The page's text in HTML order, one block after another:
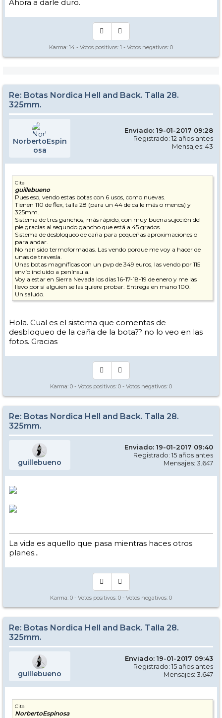
Ahora a darle duro.
Karma: 14 - Votos positivos: 1 - Votos negativos: 0
Re: Botas Nordica Hell and Back. Talla 28.
325mm.
NorbertoEspin
osa
Enviado: 19-01-2017 09:28
Registrado: 12 años antes
Mensajes: 43
Cita
guillebueno
Pues eso, vendo estas botas con 6 usos, como nuevas.
Tienen 110 de flex, talla 28 (para un 44 de calle más o menos) y
325mm.
Sistema de tres ganchos, más rápido, con muy buena sujeción del
pie gracias al segundo gancho que está a 45 grados.
Sistema de desbloqueo de caña para pequeñas aproximaciones o
para andar.
No han sido termoformadas. Las vendo porque me voy a hacer de
unas de travesía.
Unas botas magníficas con un pvp de 349 euros, las vendo por 115
envío incluido a península.
Voy a estar en Sierra Nevada los días 16-17-18-19 de enero y me las
llevo por si alguien se las quiere probar. Entrega en mano 100.
Un saludo.
Hola. Cual es el sistema que comentas de
desbloqueo de la caña de la bota?? no lo veo en las
fotos. Gracias
Karma: 0 - Votos positivos: 0 - Votos negativos: 0
Re: Botas Nordica Hell and Back. Talla 28.
325mm.
guillebueno
Enviado: 19-01-2017 09:40
Registrado: 15 años antes
Mensajes: 3.647
La vida es aquello que pasa mientras haces otros
planes...
Karma: 0 - Votos positivos: 0 - Votos negativos: 0
Re: Botas Nordica Hell and Back. Talla 28.
325mm.
guillebueno
Enviado: 19-01-2017 09:43
Registrado: 15 años antes
Mensajes: 3.647
Cita
NorbertoEspinosa